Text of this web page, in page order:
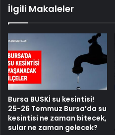
İlgili Makaleler
Bursa BUSKİ su kesintisi!
25-26 Temmuz Bursa’da su
kesintisi ne zaman bitecek,
sular ne zaman gelecek?